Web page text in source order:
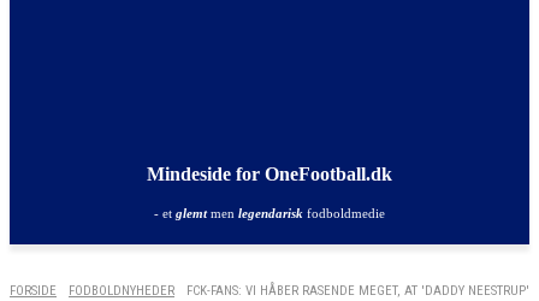
Mindeside for OneFootball.dk
- et glemtmen legendarisk fodboldmedie
FORSIDE FODBOLDNYHEDER
FCK-FANS: VI HÅBER RASENDE MEGET, AT 'DADDY NEESTRUP'